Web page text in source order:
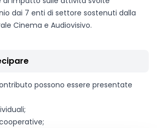
dai 7 enti di settore sostenuti dalla
Cinema e Audiovisivo.
possono essere presentate